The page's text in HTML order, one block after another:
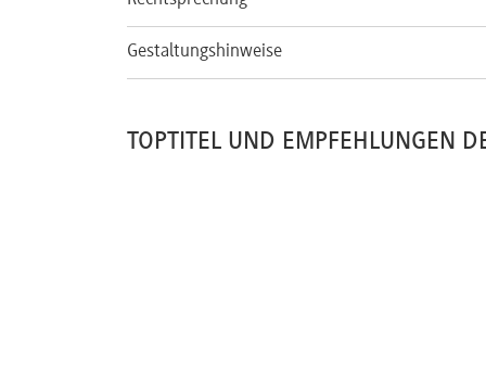
Gestaltungshinweise
TOPTITEL UND EMPFEHLUNGEN